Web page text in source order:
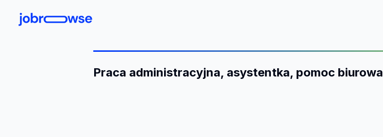
Praca administracyjna, asystentka, pomoc biurowa